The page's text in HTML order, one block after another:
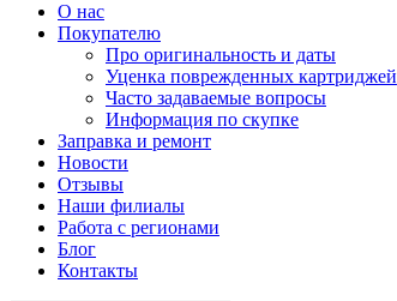
О нас
Покупателю
Про оригинальность и даты
Уценка поврежденных картриджей
Часто задаваемые вопросы
Информация по скупке
Заправка и ремонт
Новости
Отзывы
Наши филиалы
Работа с регионами
Блог
Контакты